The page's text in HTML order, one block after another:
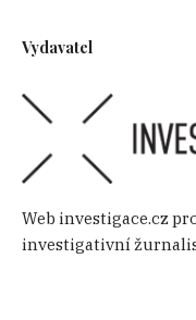
Vydavatel
Web investigace.cz
investigativní